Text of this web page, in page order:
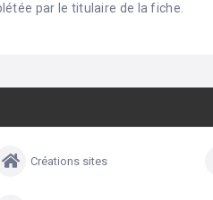
par le titulaire de la fiche.
Créations sites